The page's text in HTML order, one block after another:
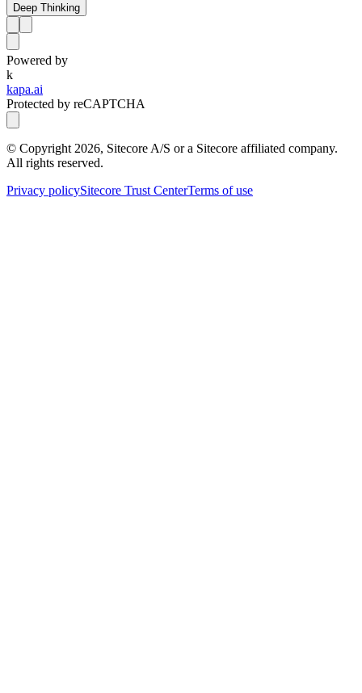
Deep Thinking
Powered by
k
kapa.ai
Protected by reCAPTCHA
© Copyright 2026, Sitecore A/S or a Sitecore affiliated company.
All rights reserved.
Privacy policySitecore Trust CenterTerms of use